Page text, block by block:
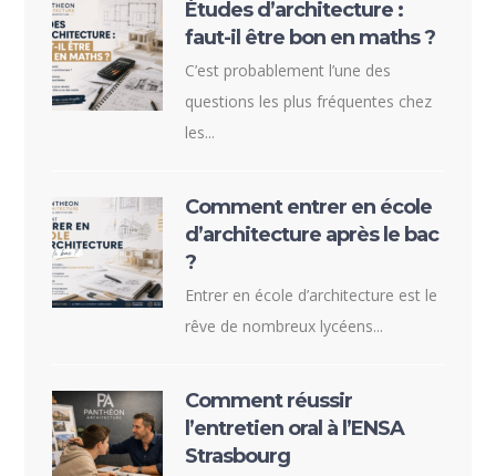
Études d’architecture :
faut-il être bon en maths ?
C’est probablement l’une des
questions les plus fréquentes chez
les...
Comment entrer en école
d’architecture après le bac
?
Entrer en école d’architecture est le
rêve de nombreux lycéens...
Comment réussir
l’entretien oral à l’ENSA
Strasbourg